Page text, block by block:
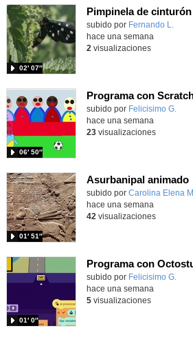
Contenido educativo.
subido por Fernando L.
02′ 07″
hace una semana
2 visualizaciones
Contenido educativo.
subido por Felicisimo G.
06′ 50″
hace una semana
23visualizaciones
Asurbanipal animado
Contenido educativo.
subido por Carolina Elena M.
01′ 51″
hace una semana
42 visualizaciones
Contenido educativo.
subido por Felicisimo G.
01′ 0″
hace una semana
5visualizaciones